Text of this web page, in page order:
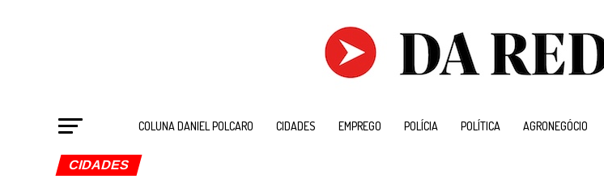
COLUNA DANIEL POLCARO CIDADES EMPREGO POLÍCIA POLÍTICA AGRONEGÓCIO
CIDADES